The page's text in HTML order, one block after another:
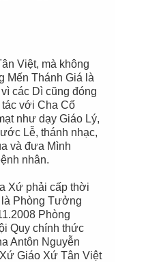
Việt, mà không
Mến Thánh Giá là
các Dì cũng đóng
với Cha Cố
như dạy Giáo Lý,
Lễ, thánh nhạc,
và đưa Mình
nhân.
Xứ phải cấp thời
Phòng Tưởng
Phòng
Quy chính thức
Antôn Nguyễn
Giáo Xứ Tân Việt